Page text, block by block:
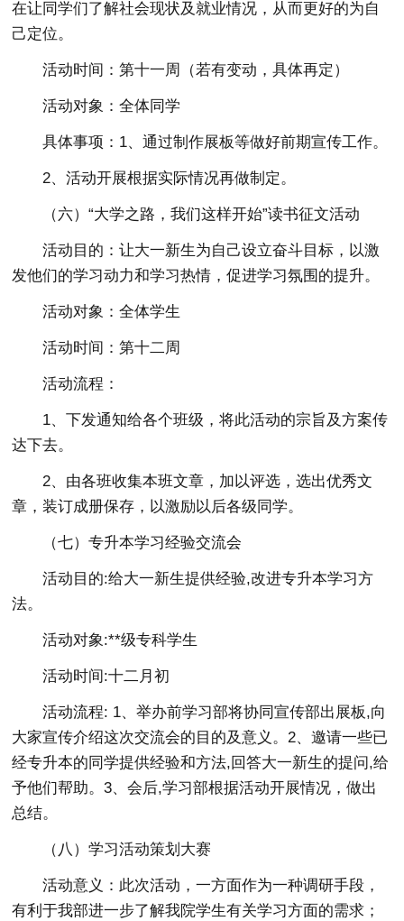
在让同学们了解社会现状及就业情况，从而更好的为自
己定位。
活动时间：第十一周（若有变动，具体再定）
活动对象：全体同学
具体事项：1、通过制作展板等做好前期宣传工作。
2、活动开展根据实际情况再做制定。
（六）“大学之路，我们这样开始”读书征文活动
活动目的：让大一新生为自己设立奋斗目标，以激
发他们的学习动力和学习热情，促进学习氛围的提升。
活动对象：全体学生
活动时间：第十二周
活动流程：
1、下发通知给各个班级，将此活动的宗旨及方案传
达下去。
2、由各班收集本班文章，加以评选，选出优秀文
章，装订成册保存，以激励以后各级同学。
（七）专升本学习经验交流会
活动目的:给大一新生提供经验,改进专升本学习方
法。
活动对象:**级专科学生
活动时间:十二月初
活动流程: 1、举办前学习部将协同宣传部出展板,向
大家宣传介绍这次交流会的目的及意义。2、邀请一些已
经专升本的同学提供经验和方法,回答大一新生的提问,给
予他们帮助。3、会后,学习部根据活动开展情况，做出
总结。
（八）学习活动策划大赛
活动意义：此次活动，一方面作为一种调研手段，
有利于我部进一步了解我院学生有关学习方面的需求；